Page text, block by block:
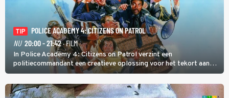
TIP
POLICE ACADEMY 4: CITIZENS ON PATROL
NU 20:00 - 21:42· FILM
In Police Academy 4: Citizens on Patrol verzint een
politiecommandant een creatieve oplossing voor het tekort aan
agenten.